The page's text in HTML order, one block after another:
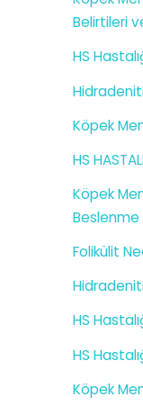
Belirtileri
HS
Köpek
HS
Köpek
Beslenme
Folikülit
HS
HS
Köpek